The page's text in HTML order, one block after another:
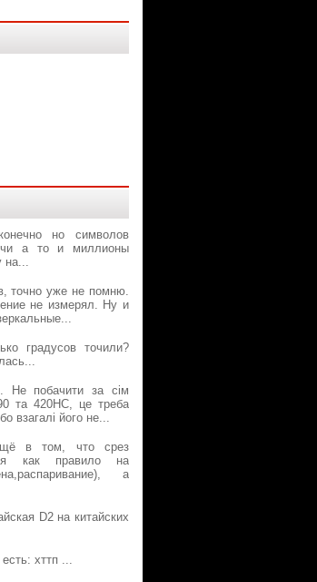
но символов
а то и миллионы
на...
точно уже не помню.
не измерял. Ну и
градусов точили?
Не побачити за сім
та 420НС, це треба
взагалі його не...
в том, что срез
как правило на
а
D2 на китайских
хттп ...